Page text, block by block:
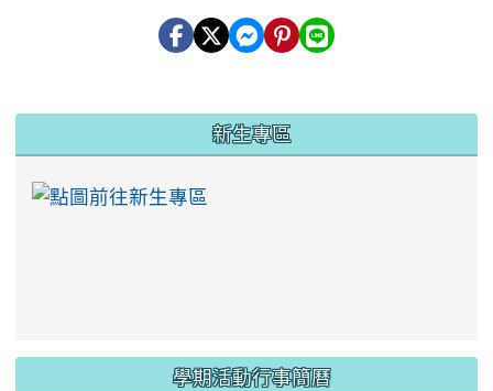
新生專區
學期活動行事簡曆